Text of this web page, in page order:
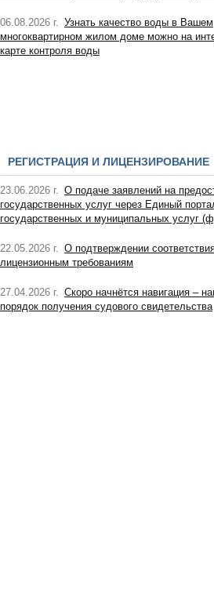
06.08.2026 г. Узнать качество воды в Вашем
многоквартирном жилом доме можно на
карте контроля воды
РЕГИСТРАЦИЯ И ЛИЦЕНЗИРОВАНИЕ
23.06.2026 г. О подаче заявлений на
государственных услуг через Единый
государственных и муниципальных услуг
22.05.2026 г. О подтверждении
лицензионным требованиям
27.04.2026 г. Скоро начнётся навигация –
порядок получения судового свидетельства